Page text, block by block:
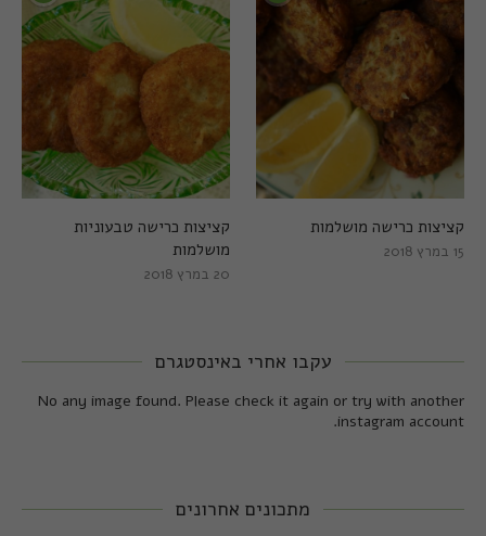
קציצות כרישה טבעוניות
מושלמות
20 במרץ 2018
קציצות כרישה מושלמות
15 במרץ 2018
עקבו אחרי באינסטגרם
No any image found. Please check it again or try with another
instagram account.
מתכונים אחרונים